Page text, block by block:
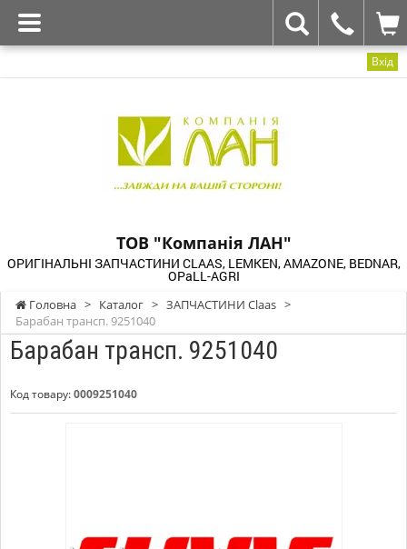
Вхід
ТОВ "Компанія ЛАН"
ОРИГІНАЛЬНІ ЗАПЧАСТИНИ CLAAS, LEMKEN, AMAZONE, BEDNAR,
OPaLL-AGRI
Головна > Каталог > ЗАПЧАСТИНИ Claas >
Барабан трансп. 9251040
Барабан трансп. 9251040
Код товару:0009251040